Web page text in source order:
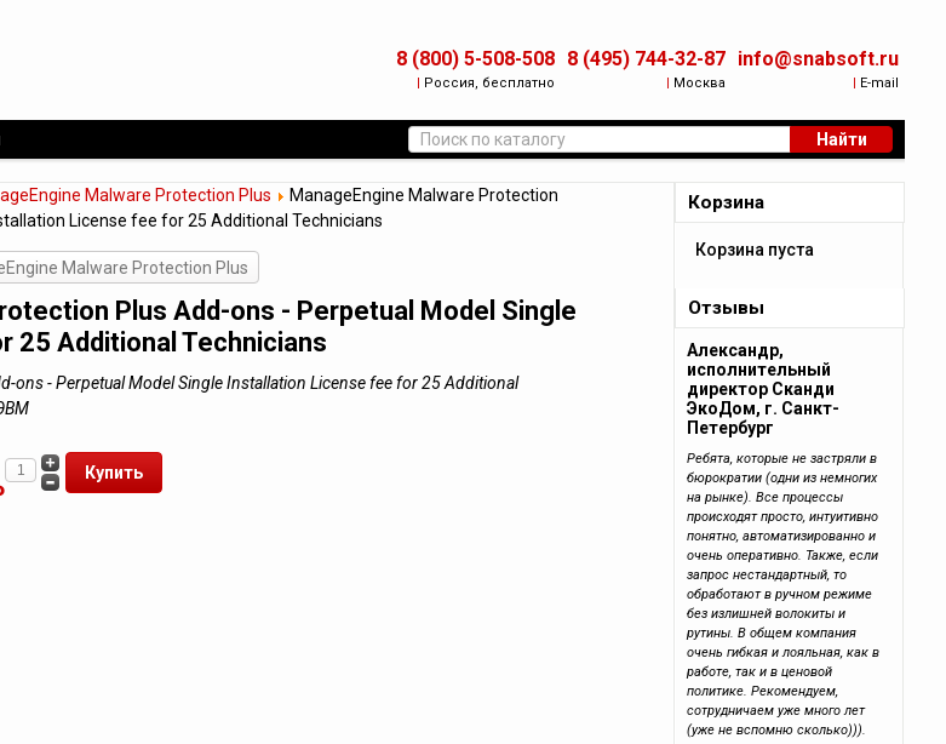
8 (800) 5-508-508
| Россия, бесплатно
8 (495) 744-32-87
| Москва
info@snabsoft.ru
| E-mail
Найти
Malware Protection Plus
ManageEngine Malware Protection
License fee for 25 Additional Technicians
Malware Protection Plus
Plus Add-ons - Perpetual Model Single
25 Additional Technicians
ons - Perpetual Model Single Installation License fee for 25 Additional
Корзина
Корзина пуста
Отзывы
Александр,
исполнительный
директор Сканди
ЭкоДом, г. Санкт-
Петербург
Ребята, которые не застряли в
бюрократии (одни из немногих
на рынке). Все процессы
происходят просто, интуитивно
понятно, автоматизированно и
очень оперативно. Также, если
запрос нестандартный, то
обработают в ручном режиме
без излишней волокиты и
рутины. В общем компания
очень гибкая и лояльная, как в
работе, так и в ценовой
политике. Рекомендуем,
сотрудничаем уже много лет
(уже не вспомню сколько))).